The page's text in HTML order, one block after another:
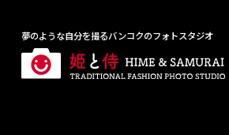
夢のような自分を撮るバンコクのフォトスタジオ